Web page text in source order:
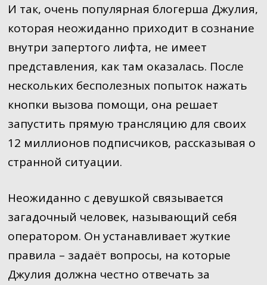
И так, очень популярная блогерша Джулия,
которая неожиданно приходит в сознание
внутри запертого лифта, не имеет
представления, как там оказалась. После
нескольких бесполезных попыток нажать
кнопки вызова помощи, она решает
запустить прямую трансляцию для своих
12 миллионов подписчиков, рассказывая о
странной ситуации.
Неожиданно с девушкой связывается
загадочный человек, называющий себя
оператором. Он устанавливает жуткие
правила – задаёт вопросы, на которые
Джулия должна честно отвечать за